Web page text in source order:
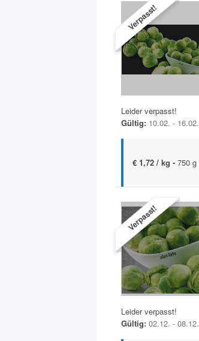
Verpasst!
Leider verpasst!
Gültig: 10.02. - 16.02.
€ 1,72 / kg - 750 g
Verpasst!
Leider verpasst!
Gültig: 02.12. - 08.12.